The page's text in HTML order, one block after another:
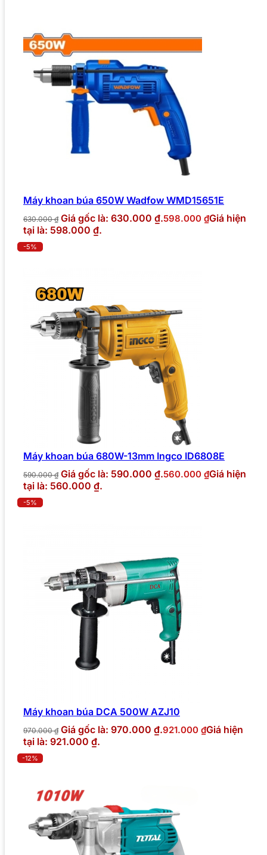
Máy khoan búa 650W Wadfow WMD15651E
630.000₫ Giá gốc là: 630.000 ₫.598.000 ₫Giá hiện
tại là: 598.000 ₫.
-5%
Máy khoan búa 680W-13mm Ingco ID6808E
590.000₫ Giá gốc là: 590.000 ₫.560.000 ₫Giá hiện
tại là: 560.000 ₫.
-5%
Máy khoan búa DCA 500W AZJ10
970.000₫ Giá gốc là: 970.000 ₫.921.000 ₫Giá hiện
tại là: 921.000 ₫.
-12%